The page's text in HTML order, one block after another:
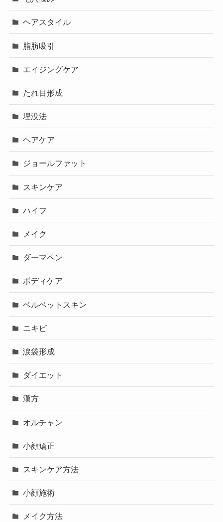
ヘアスタイル
脂肪吸引
エイジングケア
たれ目形成
埋没法
ヘアケア
ジョールファット
スキンケア
ハイフ
メイク
ダーマペン
ボディケア
ベルベットスキン
ニキビ
涙袋形成
ダイエット
漢方
オルチャン
小顔矯正
スキンケア方法
小顔施術
メイク方法